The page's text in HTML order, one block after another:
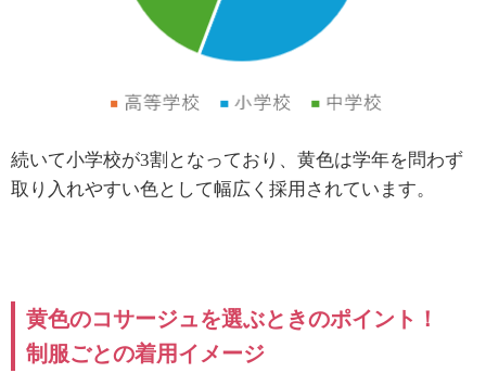
続いて小学校が3割となっており、黄色は学年を問わず
取り入れやすい色として幅広く採用されています。
黄色のコサージュを選ぶときのポイント！
制服ごとの着用イメージ